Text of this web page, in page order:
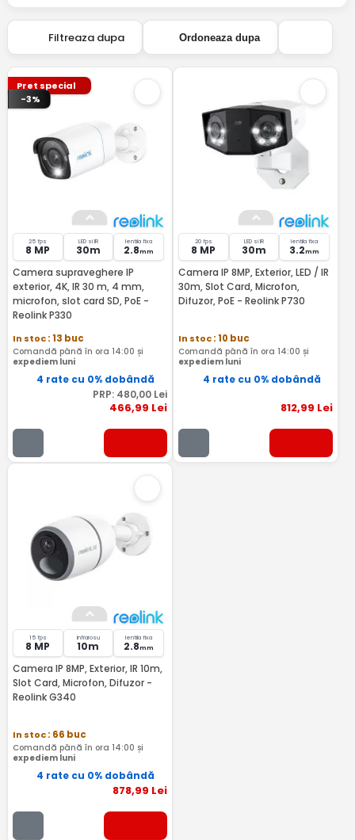
Filtreaza dupa Ordoneaza dupa
Pret special
-3%
25 fps
8 MP
LED si IR
30m
lentila fixa
2.8mm
Camera supraveghere IP
exterior, 4K, IR 30 m, 4 mm,
microfon, slot card SD, PoE -
Reolink P330
In stoc: 13 buc
Comandă până în ora 14:00 și
expediem luni
4 rate cu 0% dobândă
PRP: 480,00Lei
466,99 Lei
20 fps
8 MP
LED si IR
30m
lentila fixa
3.2mm
Camera IP 8MP, Exterior, LED / IR
30m, Slot Card, Microfon,
Difuzor, PoE - Reolink P730
In stoc: 10 buc
Comandă până în ora 14:00 și
expediem luni
4 rate cu 0% dobândă
812,99 Lei
15 fps
8 MP
Infrarosu
10m
lentila fixa
2.8mm
Camera IP 8MP, Exterior, IR 10m,
Slot Card, Microfon, Difuzor -
Reolink G340
In stoc: 66 buc
Comandă până în ora 14:00 și
expediem luni
4 rate cu 0% dobândă
878,99 Lei